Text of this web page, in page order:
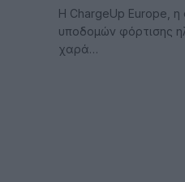
Η ChargeUp Europe, η
υποδομών φόρτισης
χαρά…